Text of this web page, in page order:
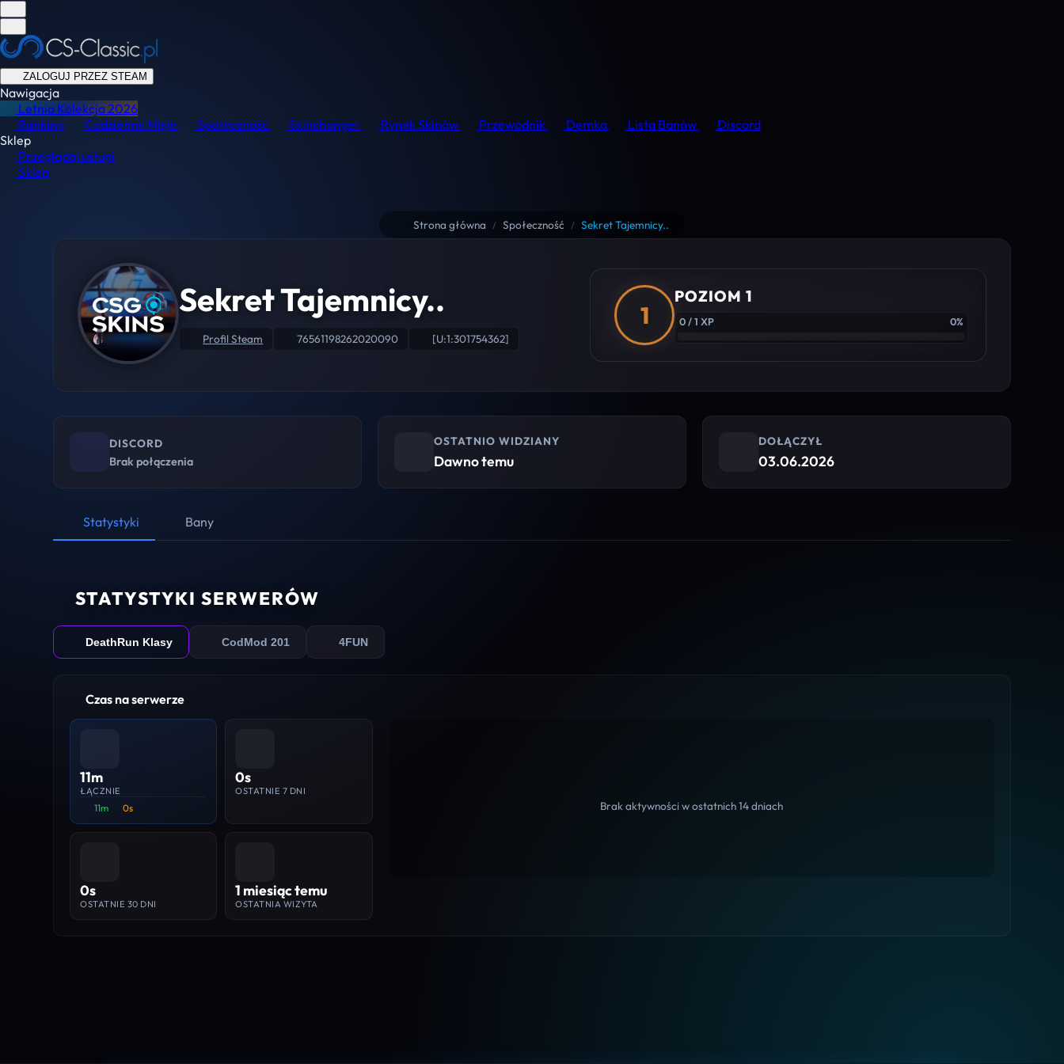
ZALOGUJ PRZEZ STEAM
Nawigacja
Letnia Kolekcja2026
Ranking
Codzienne Misje Społeczność Skinchanger Rynek Skinów Przewodnik Demka Lista Banów
Discord
Sklep
Przeglądaj usługi
Sklep
Strona główna / Społeczność / Sekret Tajemnicy..
Sekret Tajemnicy..
Profil Steam 76561198262020090 [U:1:301754362]
1
POZIOM 1
0 / 1 XP 0%
DISCORD
Brak połączenia
OSTATNIO WIDZIANY
Dawno temu
DOŁĄCZYŁ
03.06.2026
Statystyki Bany
STATYSTYKI SERWERÓW
DeathRun Klasy CodMod 201 4FUN
Czas na serwerze
11m
ŁĄCZNIE
11m 0s
0s
OSTATNIE 7 DNI
0s
OSTATNIE 30 DNI
1 miesiąc temu
OSTATNIA WIZYTA
Brak aktywności w ostatnich 14 dniach